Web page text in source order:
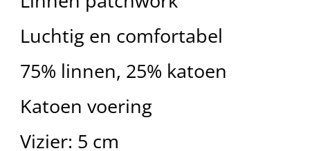
Luchtig en comfortabel
75% linnen, 25% katoen
Katoen voering
Vizier: 5 cm